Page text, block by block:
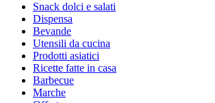
Snack dolci e salati
Dispensa
Bevande
Utensili da cucina
Prodotti asiatici
Ricette fatte in casa
Barbecue
Marche